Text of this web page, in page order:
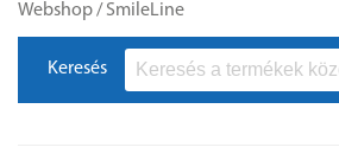
Webshop/ SmileLine
Keresés